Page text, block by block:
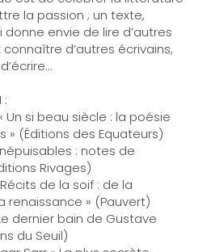
la passion ; un texte,
envie de lire d’autres
d’autres écrivains,
:
Un si beau siècle : la poésie
» (Éditions des Equateurs)
: notes de
Rivages)
de la soif : de la
renaissance » (Pauvert)
dernier bain de Gustave
du Seuil)